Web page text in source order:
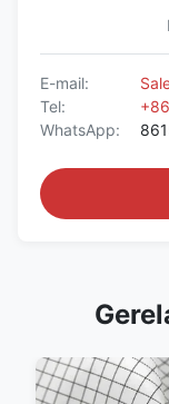
E-mail:
Tel:
WhatsApp: